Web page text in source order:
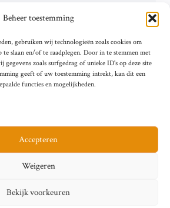
Beheer toestemming
gebruiken wij technologieën zoals cookies om
slaan en/of te raadplegen. Door in te stemmen met
gegevens zoals surfgedrag of unieke ID's op deze site
geeft of uw toestemming intrekt, kan dit een
functies en mogelijkheden.
Accepteren
Weigeren
Bekijk voorkeuren
ZAKELIJK
Inflatie bij de ‘Grote Vier’
de Eurozone
Mei 29, 2026
Privacybeleid (EU)
Impressum
Cookiebeleid (EU)